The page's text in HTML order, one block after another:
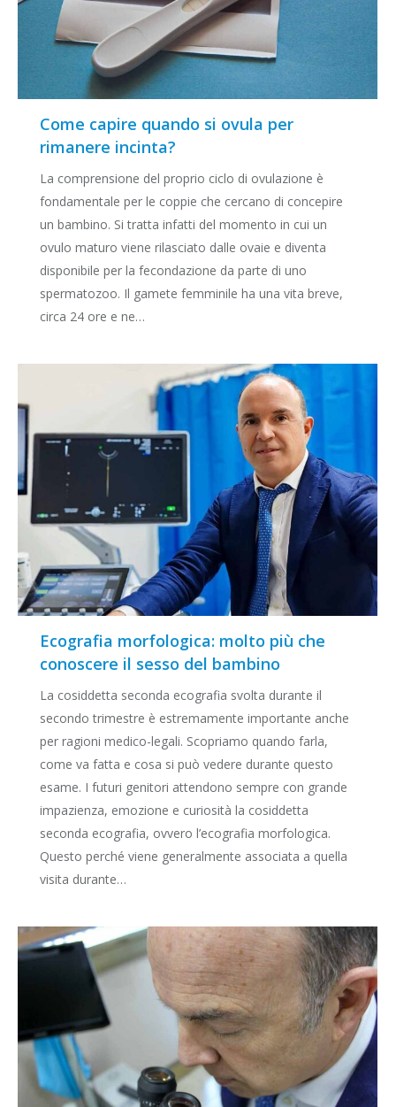
Come capire quando si ovula per
rimanere incinta?
La comprensione del proprio ciclo di ovulazione è
fondamentale per le coppie che cercano di concepire
un bambino. Si tratta infatti del momento in cui un
ovulo maturo viene rilasciato dalle ovaie e diventa
disponibile per la fecondazione da parte di uno
spermatozoo. Il gamete femminile ha una vita breve,
circa 24 ore e ne…
Ecografia morfologica: molto più che
conoscere il sesso del bambino
La cosiddetta seconda ecografia svolta durante il
secondo trimestre è estremamente importante anche
per ragioni medico-legali. Scopriamo quando farla,
come va fatta e cosa si può vedere durante questo
esame. I futuri genitori attendono sempre con grande
impazienza, emozione e curiosità la cosiddetta
seconda ecografia, ovvero l’ecografia morfologica.
Questo perché viene generalmente associata a quella
visita durante…